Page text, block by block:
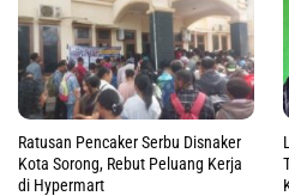
Ratusan Pencaker Serbu Disnaker
Kota Sorong, Rebut Peluang Kerja
di Hypermart